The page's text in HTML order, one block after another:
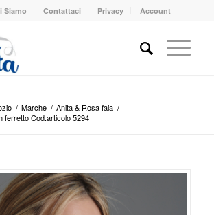
Siamo Contattaci Privacy Account
/ Marche / Anita & Rosa faia /
ferretto Cod.articolo 5294